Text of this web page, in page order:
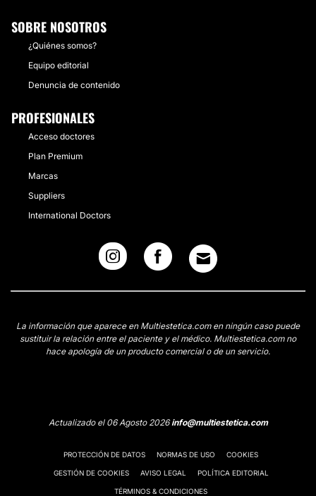
SOBRE NOSOTROS
¿Quiénes somos?
Equipo editorial
Denuncia de contenido
PROFESIONALES
Acceso doctores
Plan Premium
Marcas
Suppliers
International Doctors
La información que aparece en Multiestetica.com en ningún caso puede
sustituir la relación entre el paciente y el médico. Multiestetica.com no
hace apología de un producto comercial o de un servicio.
Actualizado el 06 Agosto 2026info@multiestetica.com
PROTECCIÓN DE DATOS NORMAS DE USO COOKIES
GESTIÓN DE COOKIES AVISO LEGAL POLÍTICA EDITORIAL
TÉRMINOS & CONDICIONES